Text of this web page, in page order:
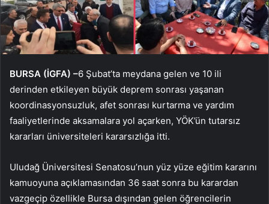
BURSA (İGFA) –6 Şubat’ta meydana gelen ve 10 ili
derinden etkileyen büyük deprem sonrası yaşanan
koordinasyonsuzluk, afet sonrası kurtarma ve yardım
faaliyetlerinde aksamalara yol açarken, YÖK’ün tutarsız
kararları üniversiteleri kararsızlığa itti.
Uludağ Üniversitesi Senatosu’nun yüz yüze eğitim kararını
kamuoyuna açıklamasından 36 saat sonra bu karardan
vazgeçip özellikle Bursa dışından gelen öğrencilerin